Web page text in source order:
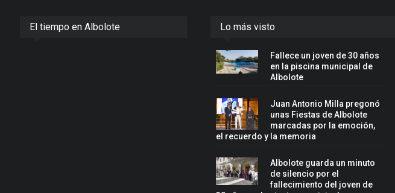
El tiempo en Albolote Lo más visto
Fallece un joven de 30 años
en la piscina municipal de
Albolote
Juan Antonio Milla pregonó
unas Fiestas de Albolote
marcadas por la emoción,
el recuerdo y la memoria
Albolote guarda un minuto
de silencio por el
fallecimiento del joven de